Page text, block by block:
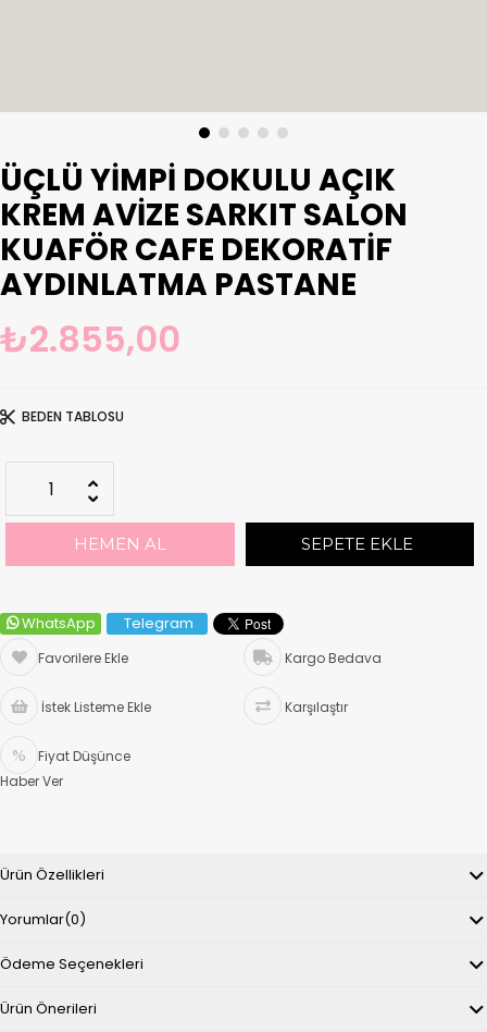
ÜÇLÜ YIMPI DOKULU AÇIK
KREM AVIZE SARKIT SALON
KUAFÖR CAFE DEKORATIF
AYDINLATMA PASTANE
₺2.855,00
BEDEN TABLOSU
WhatsApp Telegram
Favorilere Ekle Kargo Bedava
İstek Listeme Ekle Karşılaştır
Fiyat Düşünce
Haber Ver
Ürün Özellikleri
Yorumlar(0)
Ödeme Seçenekleri
Ürün Önerileri